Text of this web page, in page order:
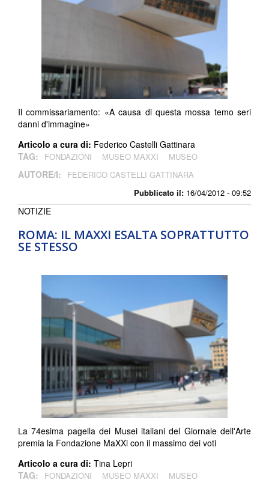
Pubblicato il: 16/04/2012 - 09:52
Il commissariamento: «A causa di questa mossa temo seri
danni d'immagine»
Articolo a cura di: Federico Castelli Gattinara
TAG:
FONDAZIONI MUSEO MAXXI MUSEO
AUTORE/I: FEDERICO CASTELLI GATTINARA
ROMA: IL MAXXI ESALTA SOPRATTUTTO
SE STESSO
NOTIZIE
La 74esima pagella dei Musei italiani del Giornale dell'Arte
premia la Fondazione MaXXi con il massimo dei voti
Articolo a cura di: Tina Lepri
TAG:
FONDAZIONI MUSEO MAXXI MUSEO